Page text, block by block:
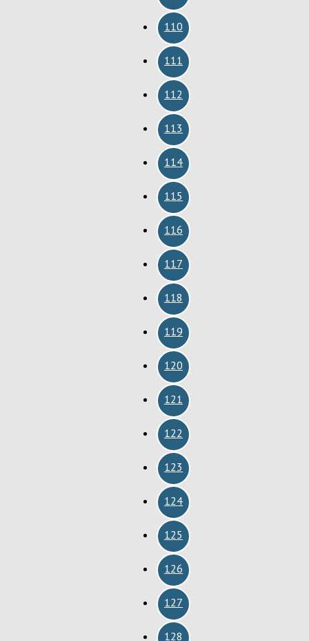
110
111
112
113
114
115
116
117
118
119
120
121
122
123
124
125
126
127
128